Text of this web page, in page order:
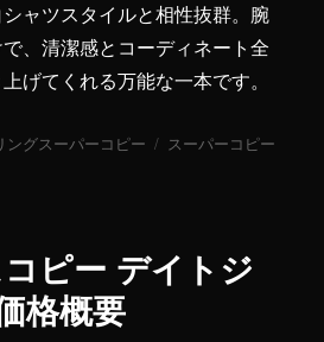
ャツスタイルと相性抜群。腕
、清潔感とコーディネート全
げてくれる万能な一本です。
ングスーパーコピー
タ
スーパーコピー
ピー デイトジ
格概要